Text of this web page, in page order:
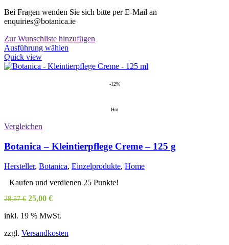
Bei Fragen wenden Sie sich bitte per E-Mail an
enquiries@botanica.ie
Zur Wunschliste hinzufügen
Ausführung wählen
weist
Produktseite
werden
Quick view
-12%
Hot
Vergleichen
Botanica – Kleintierpflege Creme – 125 g
Hersteller, Botanica, Einzelprodukte, Home
Kaufen und verdienen 25 Punkte!
28,57€ Ursprünglicher
war:
25,00 €Aktueller
ist:
inkl. 19 % MwSt.
zzgl. Versandkosten